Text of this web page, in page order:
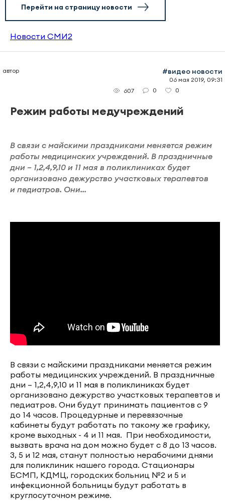
Перейти на страницу новости
Новости СМИ2
автор #видео новости
06 мая 2019, 09:31
607
0 0
Режим работы медучреждений
В связи с майскими праздниками меняется режим
работы медицинских учреждений. В праздничные
дни – 1,2,4,9,10 и 11 мая в поликлиниках будет
организовано дежурство участковых терапевтов
и педиатров. Они...
В связи с майскими праздниками меняется режим
работы медицинских учреждений. В праздничные
дни – 1,2,4,9,10 и 11 мая в поликлиниках будет
организовано дежурство участковых терапевтов и
педиатров. Они будут принимать пациентов с 9
до 14 часов. Процедурные и перевязочные
кабинеты будут работать по такому же графику,
кроме выходных - 4 и 11 мая. При необходимости,
вызвать врача на дом можно будет с 8 до 13 часов.
3, 5 и 12 мая, станут полностью нерабочими днями
для поликлиник нашего города. Стационары
БСМП, КДМЦ, городских больниц №2 и 5 и
инфекционной больницы будут работать в
круглосуточном режиме.